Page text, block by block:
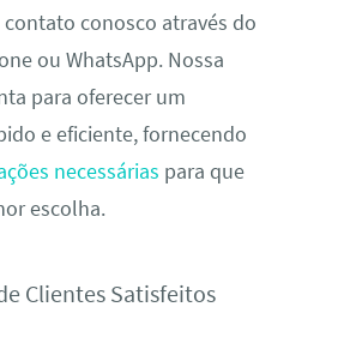
conosco através do
ou WhatsApp. Nossa
para oferecer um
e eficiente, fornecendo
necessárias para que
escolha.
Clientes Satisfeitos